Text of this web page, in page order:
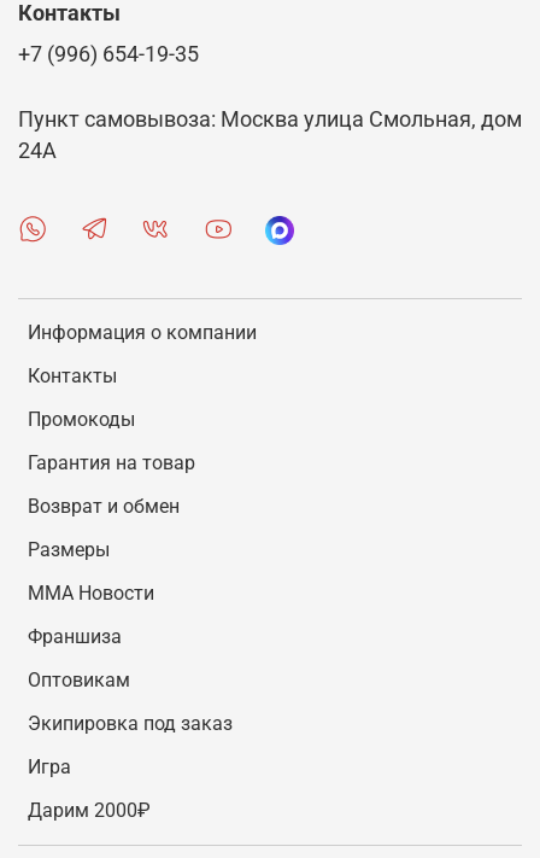
Информация о компании
Контакты
Промокоды
Гарантия на товар
Возврат и обмен
Размеры
MMA Новости
Франшиза
Оптовикам
Экипировка под заказ
Игра
Дарим 2000₽
Контакты
+7 (996) 654-19-35
Пункт самовывоза: Москва улица Смольная, дом
24А